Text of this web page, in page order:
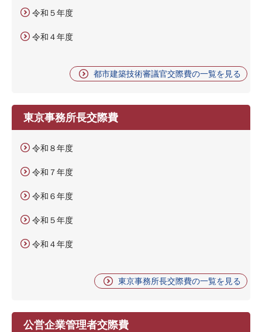
令和５年度
令和４年度
都市建築技術審議官交際費の一覧を見る
東京事務所長交際費
令和８年度
令和７年度
令和６年度
令和５年度
令和４年度
東京事務所長交際費の一覧を見る
公営企業管理者交際費